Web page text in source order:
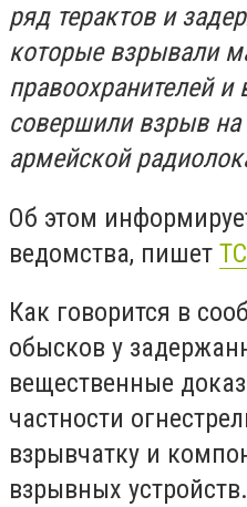
ряд терактов и
которые взрывали
правоохранителей
совершили взрыв на
армейской
Об этом
ведомства, пишет
Как говорится в
обысков у
вещественные
частности
взрывчатку и
взрывных устройств.